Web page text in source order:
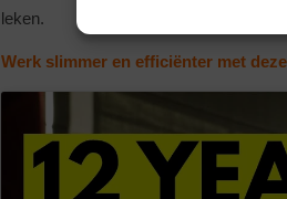
leken.
Werk slimmer en efficiënter met